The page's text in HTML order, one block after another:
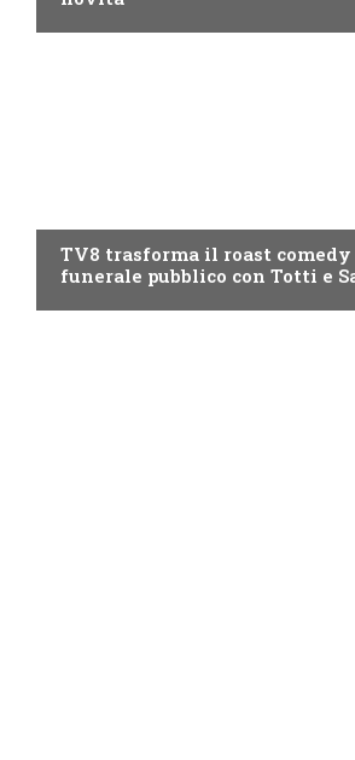
TV8 trasforma il roast
funerale pubblico con Totti e